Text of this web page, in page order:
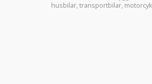
husbilar,transportbilar,